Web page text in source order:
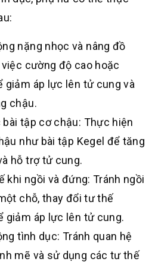
nặng nhọc và nâng đồ
cường độ cao hoặc
giảm áp lực lên tử cung và
chậu.
tập cơ chậu: Thực hiện
như bài tập Kegel để tăng
hỗ trợ tử cung.
khi ngồi và đứng: Tránh ngồi
chỗ, thay đổi tư thế
giảm áp lực lên tử cung.
tình dục: Tránh quan hệ
mẽ và sử dụng các tư thế